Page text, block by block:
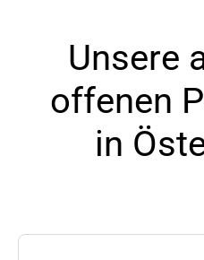
Unsere
offenen
in